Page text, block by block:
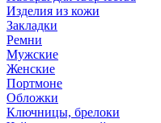
Изделия из кожи
Закладки
Ремни
Мужские
Женские
Портмоне
Обложки
Ключницы, брелоки